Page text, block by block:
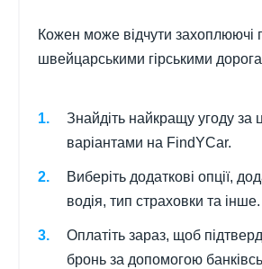
Кожен може відчути захоплюючі
швейцарськими гірськими
Знайдіть найкращу угоду за
варіантами на FindYCar.
Виберіть додаткові опції,
водія, тип страховки та інше.
Оплатіть зараз, щоб
бронь за допомогою